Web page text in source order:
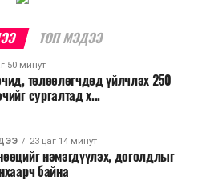
ТОП МЭДЭЭ
50 минут
төлөөлөгчдөд үйлчлэх 250
сургалтад х...
23 цаг 14 минут
нэмэгдүүлэх, доголдлыг
байна